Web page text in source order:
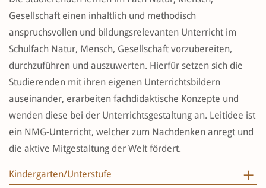
Gesellschaft einen inhaltlich und methodisch
anspruchsvollen und bildungsrelevanten Unterricht im
Schulfach Natur, Mensch, Gesellschaft vorzubereiten,
durchzuführen und auszuwerten. Hierfür setzen sich die
Studierenden mit ihren eigenen Unterrichtsbildern
auseinander, erarbeiten fachdidaktische Konzepte und
wenden diese bei der Unterrichtsgestaltung an. Leitidee ist
ein NMG-Unterricht, welcher zum Nachdenken anregt und
die aktive Mitgestaltung der Welt fördert.
Kindergarten/Unterstufe